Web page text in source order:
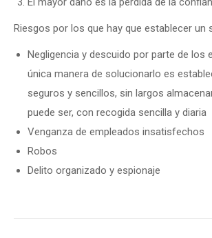
Riesgos por los que hay que establecer un
Negligencia y descuido por parte de los
única manera de solucionarlo es
seguros y sencillos, sin largos
puede ser, con recogida sencilla y diaria
Venganza de empleados insatisfechos
Robos
Delito organizado y espionaje